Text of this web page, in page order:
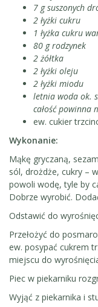
7 g suszonych
2 łyżki cukru
1 łyżka cukru
80 g rodzynek
2 żółtka
2 łyżki oleju
2 łyżki miodu
letnia woda ok.
całość powinna
ew. cukier
Wykonanie:
Mąkę gryczaną,
sól, drożdże, cukry –
powoli wodę, tyle by
Dobrze wyrobić.
Odstawić do
Przełożyć do
ew. posypać cukrem
miejscu do
Piec w piekarniku
Wyjąć z piekarnika i